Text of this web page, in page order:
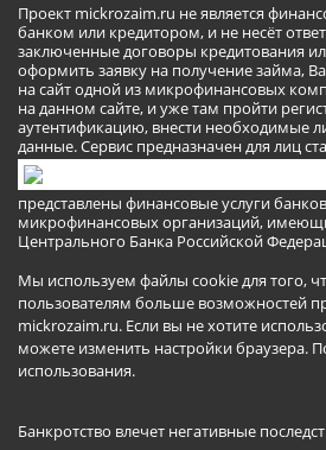
Проект mickrozaim.ru не является
банком или кредитором, и не несёт
заключенные договоры кредитования
оформить заявку на получение займа,
на сайт одной из микрофинансовых
на данном сайте, и уже там пройти
аутентификацию, внести необходимые
данные. Сервис предназначен для лиц
представлены финансовые услуги
микрофинансовых организаций,
Центрального Банка Российской
Мы используем файлы cookie для того,
пользователям больше возможностей
mickrozaim.ru. Если вы не хотите
можете изменить настройки браузера.
использования.
Банкротство влечет негативные